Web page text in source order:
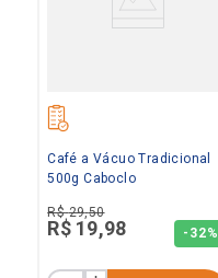
Café a Vácuo Tradicional
500g Caboclo
R$ 29,50
R$ 19,98 - 32%